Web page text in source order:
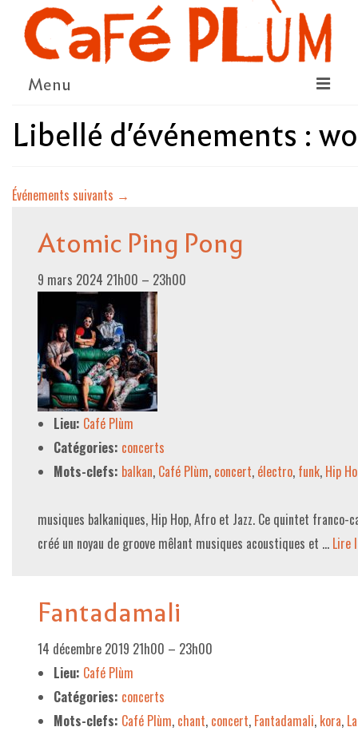
Menu
LE PROJET
LE CONSEIL COOPÉRATIF
DÉTAIL DES ÉVÉNEMENTS
LA SAISON CULTURELLE
AMI·ES ARTISTES
LE PROJET DE TERRITOIRE
LE CAFÉ/RESTO
LES FORMULES
NOS FOURNISSEUR·EUSE·S
LA LIBRAIRIE
COMMANDER UN LIVRE
LES EXPOSITIONS
Libellé d'événements :
Événements suivants →
Atomic Ping Pong
9 mars 2024 21h00 – 23h00
Lieu: Café Plùm
Catégories: concerts
Mots-clefs: balkan, Café Plùm, concert, électro, funk, Hip
musiques balkaniques, Hip Hop, Afro et Jazz. Ce quintet franco-
créé un noyau de groove mêlant musiques acoustiques et … Lire
Fantadamali
14 décembre 2019 21h00 – 23h00
Lieu: Café Plùm
Catégories: concerts
Mots-clefs: Café Plùm, chant, concert, Fantadamali, kora,